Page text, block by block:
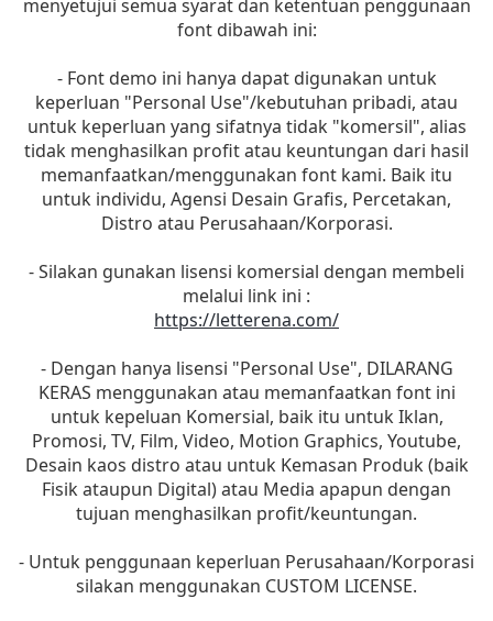
menyetujui semua syarat dan ketentuan penggunaan
font dibawah ini:
- Font demo ini hanya dapat digunakan untuk
keperluan "Personal Use"/kebutuhan pribadi, atau
untuk keperluan yang sifatnya tidak "komersil", alias
tidak menghasilkan profit atau keuntungan dari hasil
memanfaatkan/menggunakan font kami. Baik itu
untuk individu, Agensi Desain Grafis, Percetakan,
Distro atau Perusahaan/Korporasi.
- Silakan gunakan lisensi komersial dengan membeli
melalui link ini :
https://letterena.com/
- Dengan hanya lisensi "Personal Use", DILARANG
KERAS menggunakan atau memanfaatkan font ini
untuk kepeluan Komersial, baik itu untuk Iklan,
Promosi, TV, Film, Video, Motion Graphics, Youtube,
Desain kaos distro atau untuk Kemasan Produk (baik
Fisik ataupun Digital) atau Media apapun dengan
tujuan menghasilkan profit/keuntungan.
- Untuk penggunaan keperluan Perusahaan/Korporasi
silakan menggunakan CUSTOM LICENSE.